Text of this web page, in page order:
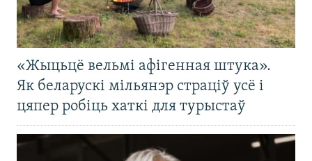
«Жыцьцё вельмі афігенная штука».
Як беларускі мільянэр страціў усё і
цяпер робіць хаткі для турыстаў